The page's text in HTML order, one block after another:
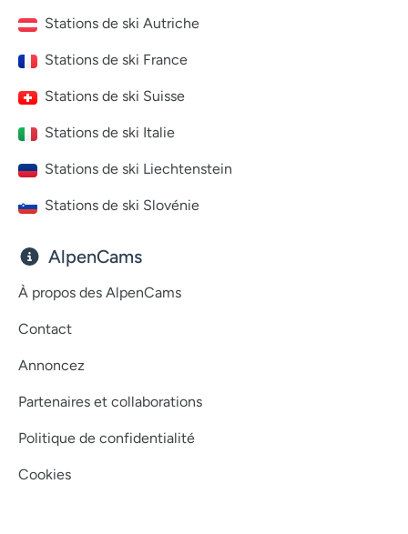
Stations de ski Autriche
Stations de ski France
Stations de ski Suisse
Stations de ski Italie
Stations de ski Liechtenstein
Stations de ski Slovénie
AlpenCams
À propos des AlpenCams
Contact
Annoncez
Partenaires et collaborations
Politique de confidentialité
Cookies